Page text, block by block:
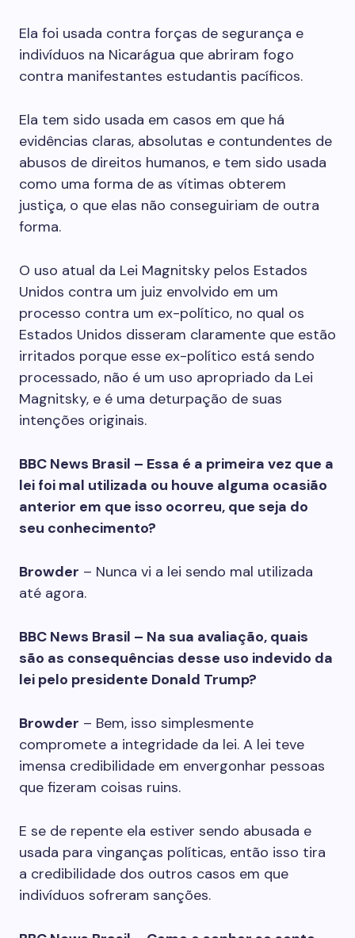
Ela foi usada contra forças de segurança e
indivíduos na Nicarágua que abriram fogo
contra manifestantes estudantis pacíficos.
Ela tem sido usada em casos em que há
evidências claras, absolutas e contundentes de
abusos de direitos humanos, e tem sido usada
como uma forma de as vítimas obterem
justiça, o que elas não conseguiriam de outra
forma.
O uso atual da Lei Magnitsky pelos Estados
Unidos contra um juiz envolvido em um
processo contra um ex-político, no qual os
Estados Unidos disseram claramente que estão
irritados porque esse ex-político está sendo
processado, não é um uso apropriado da Lei
Magnitsky, e é uma deturpação de suas
intenções originais.
BBC News Brasil – Essa é a primeira vez que a
lei foi mal utilizada ou houve alguma ocasião
anterior em que isso ocorreu, que seja do
seu conhecimento?
Browder – Nunca vi a lei sendo mal utilizada
até agora.
BBC News Brasil – Na sua avaliação, quais
são as consequências desse uso indevido da
lei pelo presidente Donald Trump?
Browder – Bem, isso simplesmente
compromete a integridade da lei. A lei teve
imensa credibilidade em envergonhar pessoas
que fizeram coisas ruins.
E se de repente ela estiver sendo abusada e
usada para vinganças políticas, então isso tira
a credibilidade dos outros casos em que
indivíduos sofreram sanções.